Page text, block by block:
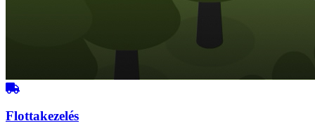
Flottakezelés